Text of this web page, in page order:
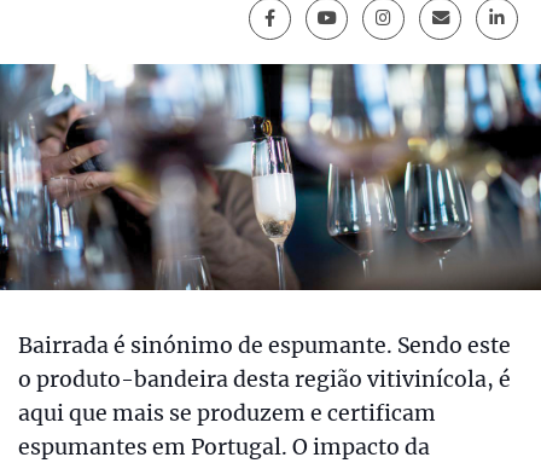
Bairrada é sinónimo de espumante. Sendo este
o produto-bandeira desta região vitivinícola, é
aqui que mais se produzem e certificam
espumantes em Portugal. O impacto da